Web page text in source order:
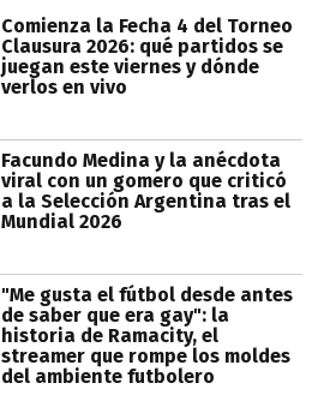
Comienza la Fecha 4 del Torneo
Clausura 2026: qué partidos se
juegan este viernes y dónde
verlos en vivo
Facundo Medina y la anécdota
viral con un gomero que criticó
a la Selección Argentina tras el
Mundial 2026
"Me gusta el fútbol desde antes
de saber que era gay": la
historia de Ramacity, el
streamer que rompe los moldes
del ambiente futbolero